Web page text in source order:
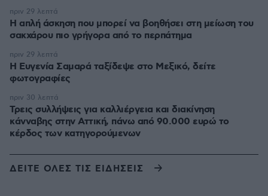
Η απλή άσκηση που μπορεί να βοηθήσει στη μείωση του
σακχάρου πιο γρήγορα από το περπάτημα
πριν 29 λεπτά
Η Ευγενία Σαμαρά ταξίδεψε στο Μεξικό, δείτε
φωτογραφίες
πριν 29 λεπτά
Τρεις συλλήψεις για καλλιέργεια και διακίνηση
κάνναβης στην Αττική, πάνω από 90.000 ευρώ το
κέρδος των κατηγορούμενων
πριν 30 λεπτά
ΔΕΙΤΕ ΟΛΕΣ ΤΙΣ ΕΙΔΗΣΕΙΣ